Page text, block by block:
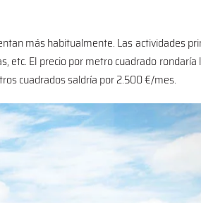
más habitualmente. Las actividades
etc. El precio por metro cuadrado rondaría
cuadrados saldría por 2.500 €/mes.